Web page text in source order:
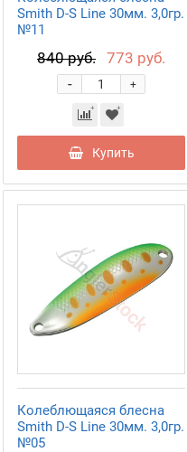
Smith D-S Line 30мм. 3,0гр.
№11
840 руб. 773 руб.
+
-
Купить
Колеблющаяся блесна
Smith D-S Line 30мм. 3,0гр.
№05